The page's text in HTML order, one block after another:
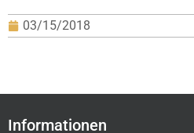
03/15/2018
Informationen